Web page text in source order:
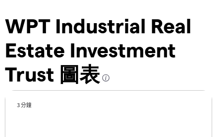
WPT Industrial Real
Estate Investment
Trust 圖表
3 分鐘